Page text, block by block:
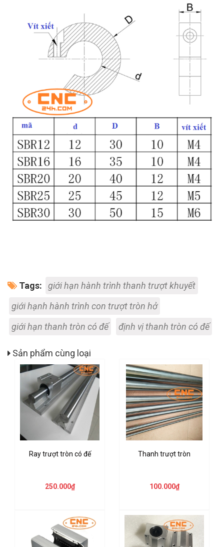
Tags:
giới hạn hành trình thanh trượt khuyết
giới hạnh hành trình con trượt tròn hở
giới hạn thanh tròn có đế
định vị thanh tròn có đế
Sản phẩm cùng loại
Ray trượt tròn có đế
250.000₫
Thanh trượt tròn
100.000₫